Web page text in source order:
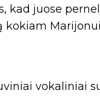
kad juose
vokaliniai